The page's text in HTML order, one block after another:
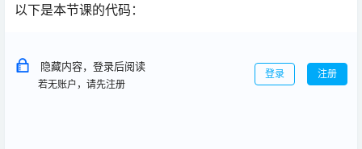
以下是本节课的代码：
隐藏内容，登录后阅读
若无账户，请先注册
登录 注册